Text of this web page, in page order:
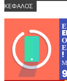
ΚΕΦΑΛΟΣ